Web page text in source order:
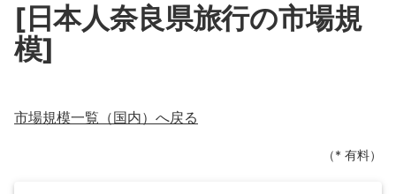
[日本人奈良県旅行の市場規
模]
市場規模一覧（国内）へ戻る
（* 有料）